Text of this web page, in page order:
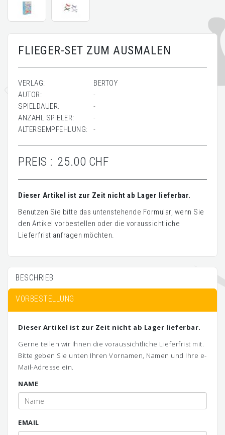
FLIEGER-SET ZUM AUSMALEN
VERLAG:
BERTOY
AUTOR:
-
SPIELDAUER:
-
ANZAHL SPIELER:
-
ALTERSEMPFEHLUNG:
-
PREIS : 25.00 CHF
Dieser Artikel ist zur Zeit nicht ab Lager lieferbar.
Benutzen Sie bitte das untenstehende Formular, wenn Sie
den Artikel vorbestellen oder die voraussichtliche
Lieferfrist anfragen möchten.
BESCHRIEB
VORBESTELLUNG
Dieser Artikel ist zur Zeit nicht ab Lager lieferbar.
Gerne teilen wir Ihnen die voraussichtliche Lieferfrist mit.
Bitte geben Sie unten Ihren Vornamen, Namen und Ihre e-
Mail-Adresse ein.
NAME
EMAIL